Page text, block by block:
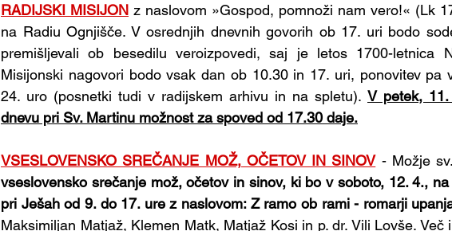
RADIJSKI MISIJON z naslovom »Gospod, pomnoži nam vero!« (Lk
na Radiu Ognjišče. V osrednjih dnevnih govorih ob 17. uri bodo
premišljevali ob besedilu veroizpovedi, saj je letos 1700-letnica
Misijonski nagovori bodo vsak dan ob 10.30 in 17. uri, ponovitev pa
24. uro (posnetki tudi v radijskem arhivu in na spletu). V petek,
dnevu pri Sv. Martinu možnost za spoved od 17.30 daje.
VSESLOVENSKO SREČANJE MOŽ, OČETOV IN SINOV - Možje
vseslovensko srečanje mož, očetov in sinov, ki bo v soboto, 12. 4.,
pri Ješah od 9. do 17. ure z naslovom: Z ramo ob rami - romarji
Maksimiljan Matjaž, Klemen Matk, Matjaž Kosi in p. dr. Vili Lovše. Več